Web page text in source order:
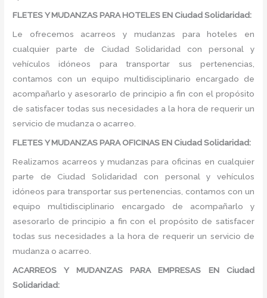
FLETES Y MUDANZAS PARA HOTELES EN Ciudad Solidaridad:
Le ofrecemos acarreos y mudanzas para hoteles en
cualquier parte de Ciudad Solidaridad con personal y
vehículos idóneos para transportar sus pertenencias,
contamos con un equipo multidisciplinario encargado de
acompañarlo y asesorarlo de principio a fin con el propósito
de satisfacer todas sus necesidades a la hora de requerir un
servicio de mudanza o acarreo.
FLETES Y MUDANZAS PARA OFICINAS EN Ciudad Solidaridad:
Realizamos acarreos y mudanzas para oficinas en cualquier
parte de Ciudad Solidaridad con personal y vehículos
idóneos para transportar sus pertenencias, contamos con un
equipo multidisciplinario encargado de acompañarlo y
asesorarlo de principio a fin con el propósito de satisfacer
todas sus necesidades a la hora de requerir un servicio de
mudanza o acarreo.
ACARREOS Y MUDANZAS PARA EMPRESAS EN Ciudad
Solidaridad: